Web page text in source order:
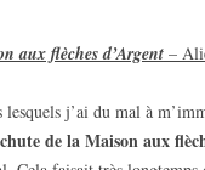
aux flèches d’Argent–
lesquels j’ai du mal à
de la Maison aux